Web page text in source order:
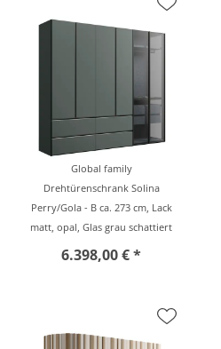
Global family
Drehtürenschrank Solina
Perry/Gola - B ca. 273 cm, Lack
matt, opal, Glas grau schattiert
6.398,00 € *